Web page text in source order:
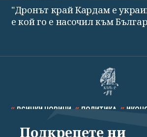
"Дронът край Кардам е
е кой го е насочил към
ВСИЧКИ НОВИНИ ПОЛИТИКА
СПОРТ КУЛТУРА ТЕХНОЛОГИИ
Подкрепете ни